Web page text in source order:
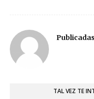
TAL VEZ TE